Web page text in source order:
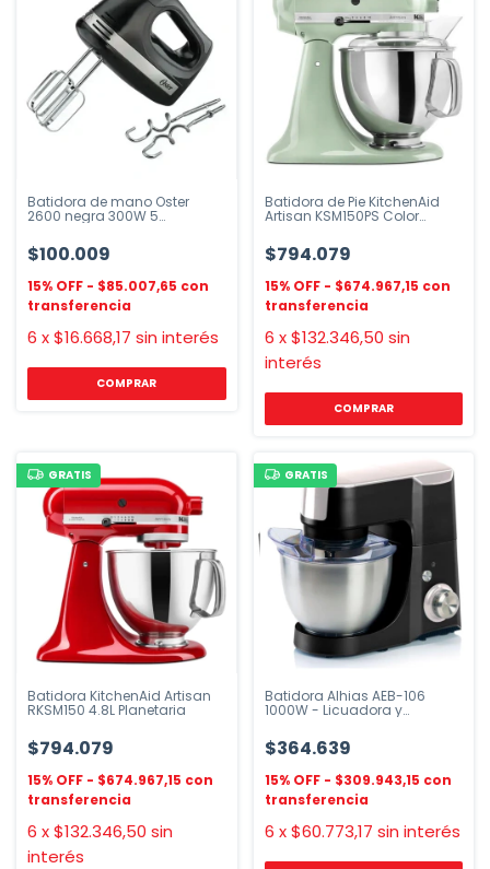
Batidora de mano Oster
2600 negra 300W 5
$100.009
$85.007,65
6 x$16.668,17 sin interés
Batidora de Pie KitchenAid
Artisan KSM150PS Color
$794.079
$674.967,15
6 x$132.346,50 sin
interés
GRATIS
Batidora KitchenAid Artisan
RKSM150 4.8L Planetaria
$794.079
$674.967,15
6 x$132.346,50 sin
interés
GRATIS
Batidora Alhias AEB-106
1000W - Licuadora y
$364.639
$309.943,15
6 x$60.773,17 sin interés